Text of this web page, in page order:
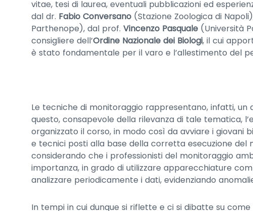
vitae, tesi di laurea, eventuali pubblicazioni ed
dal dr. Fabio Conversano (Stazione Zoologica di
Parthenope), dal prof. Vincenzo Pasquale (Università
consigliere dell’Ordine Nazionale dei Biologi, il cui
è stato fondamentale per il varo e l’allestimento del
Le tecniche di monitoraggio rappresentano, infatti,
questo, consapevole della rilevanza di tale tematica,
organizzato il corso, in modo così da avviare i giovani
e tecnici posti alla base della corretta esecuzione del
considerando che i professionisti del monitoraggio
importanza, in grado di utilizzare apparecchiature
analizzare periodicamente i dati, evidenziando
In tempi in cui dunque si riflette e ci si dibatte su come